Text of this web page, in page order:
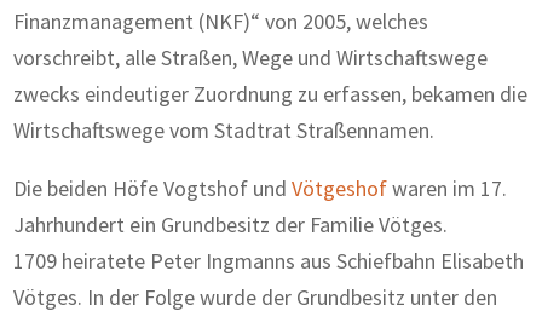
Finanzmanagement (NKF)“ von 2005, welches
vorschreibt, alle Straßen, Wege und Wirtschaftswege
zwecks eindeutiger Zuordnung zu erfassen, bekamen die
Wirtschaftswege vom Stadtrat Straßennamen.
Die beiden Höfe Vogtshof undVötgeshofwaren im 17.
Jahrhundert ein Grundbesitz der Familie Vötges.
1709 heiratete Peter Ingmanns aus Schiefbahn Elisabeth
Vötges. In der Folge wurde der Grundbesitz unter den